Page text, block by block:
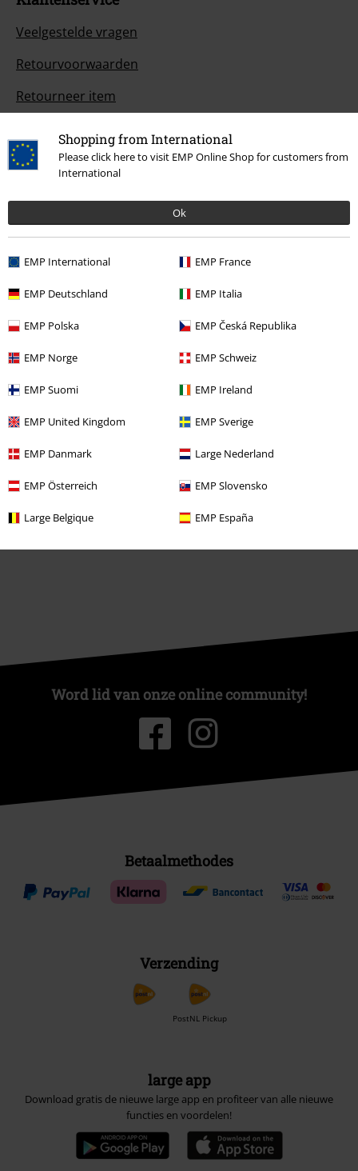
Shopping from International
Please click here to visit EMP Online Shop for customers from
International
Ok
EMP International EMP France
EMP Deutschland EMP Italia
EMP Polska EMP Česká Republika
EMP Norge EMP Schweiz
EMP Suomi EMP Ireland
EMP United Kingdom EMP Sverige
EMP Danmark Large Nederland
EMP Österreich EMP Slovensko
Large Belgique EMP España
Veelgestelde vragen
Retourvoorwaarden
Retourneer item
Annuleer mijn BSC-lidmaatschap
Overige acties
Prijsvragen
Large Cadeaubonnen
Large Studentenkorting
EMP Backstage Club
Word lid van onze online community!
Betaalmethodes
Verzending
PostNL Pickup
large app
Download gratis de nieuwe large app en profiteer van alle nieuwe
functies en voordelen!